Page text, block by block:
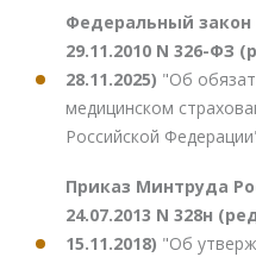
Федеральный закон
29.11.2010 N 326-ФЗ
28.11.2025) "Об
медицинском
Российской
Приказ Минтруда
24.07.2013 N 328н
15.11.2018) "Об